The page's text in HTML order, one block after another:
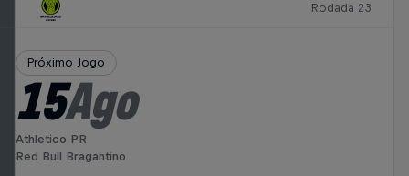
Rodada 23
Próximo Jogo
15Ago
Athletico PR
Red Bull Bragantino